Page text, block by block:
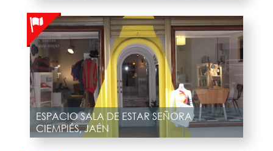
ESPACIO SALA DE ESTAR SEÑORA
CIEMPIÉS, JAÉN